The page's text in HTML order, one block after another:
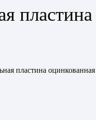
пластина оцинкованная